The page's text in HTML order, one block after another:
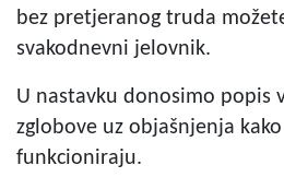
bez pretjeranog truda
svakodnevni jelovnik.
U nastavku donosimo popis
zglobove uz objašnjenja
funkcioniraju.